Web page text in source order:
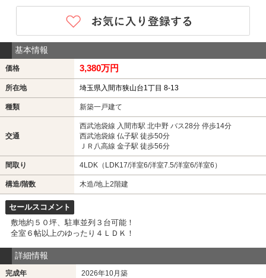
基本情報
価格 3,380万円
所在地 埼玉県入間市狭山台1丁目 8-13
種類 新築一戸建て
交通
西武池袋線 入間市駅 北中野 バス28分 停歩14分
西武池袋線 仏子駅 徒歩50分
ＪＲ八高線 金子駅 徒歩56分
間取り 4LDK（LDK17/洋室6/洋室7.5/洋室6/洋室6）
構造/階数 木造/地上2階建
セールスコメント
敷地約５０坪、駐車並列３台可能！
全室６帖以上のゆったり４ＬＤＫ！
詳細情報
完成年 2026年10月築